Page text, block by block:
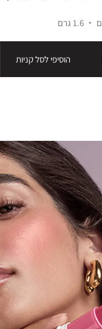
1.6 גרם
הוסיפי לסל קניות